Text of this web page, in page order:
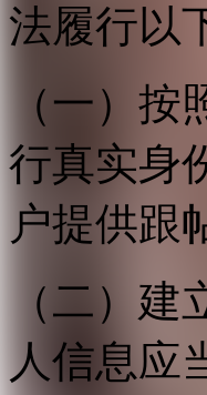
法履行以
（一）
行真实身
户提供跟
（二）
人信息应